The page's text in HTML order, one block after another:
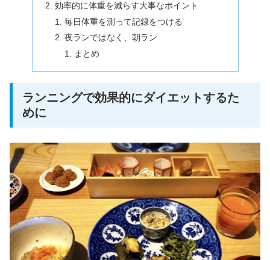
効率的に体重を減らす大事なポイント
毎日体重を測って記録をつける
夜ランではなく、朝ラン
まとめ
ランニングで効果的にダイエットするた
めに